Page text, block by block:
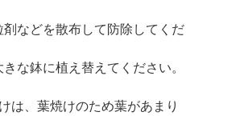
などを散布して防除してくだ
な鉢に植え替えてください。
は、葉焼けのため葉があまり